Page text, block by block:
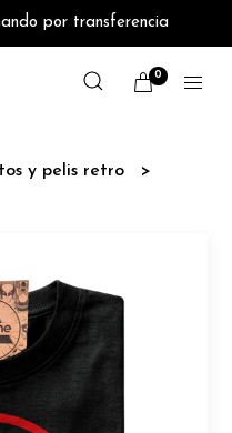
por transferencia
0
y pelis retro